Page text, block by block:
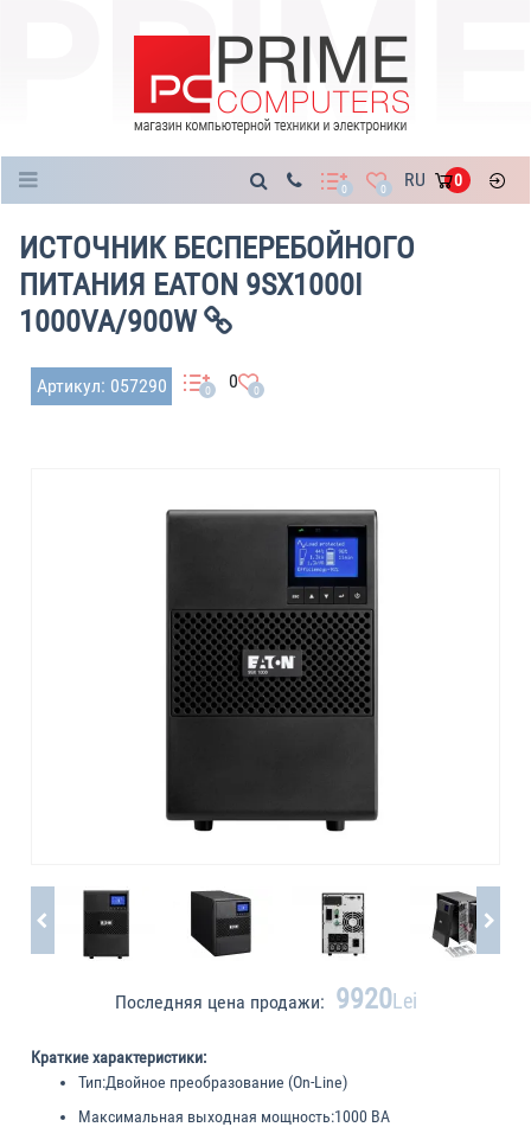
0 0 RU 0
ИСТОЧНИК БЕСПЕРЕБОЙНОГО
ПИТАНИЯ EATON 9SX1000I
1000VA/900W
Артикул: 057290 0 0 0
Последняя цена продажи: 9920Lei
Краткие характеристики:
Тип:Двойное преобразование (On-Line)
Максимальная выходная мощность:1000 ВА